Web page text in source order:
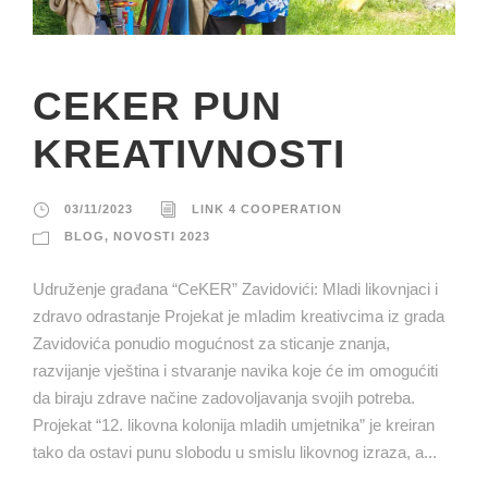
CEKER PUN
KREATIVNOSTI
03/11/2023 LINK 4 COOPERATION
BLOG, NOVOSTI 2023
Udruženje građana “CeKER” Zavidovići: Mladi likovnjaci i
zdravo odrastanje Projekat je mladim kreativcima iz grada
Zavidovića ponudio mogućnost za sticanje znanja,
razvijanje vještina i stvaranje navika koje će im omogućiti
da biraju zdrave načine zadovoljavanja svojih potreba.
Projekat “12. likovna kolonija mladih umjetnika” je kreiran
tako da ostavi punu slobodu u smislu likovnog izraza, a...